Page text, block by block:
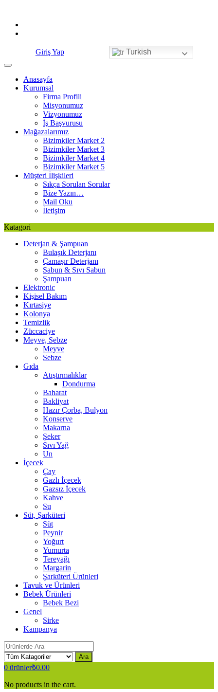
content
Giriş Yap Turkish
Anasayfa
Kurumsal
Firma Profili
Misyonumuz
Vizyonumuz
İş Başvurusu
Mağazalarımız
Bizimkiler Market 2
Bizimkiler Market 3
Bizimkiler Market 4
Bizimkiler Market 5
Müşteri İlişkileri
Sıkça Sorulan Sorular
Bize Yazın…
Mail Oku
İletişim
Katagori
Deterjan & Şampuan
Bulaşık Deterjanı
Çamaşır Deterjanı
Sabun & Sıvı Sabun
Şampuan
Elektronic
Kişisel Bakım
Kırtasiye
Kolonya
Temizlik
Züccaciye
Meyve, Sebze
Meyve
Sebze
Gıda
Atıştırmalıklar
Dondurma
Baharat
Bakliyat
Hazır Çorba, Bulyon
Konserve
Makarna
Şeker
Sıvı Yağ
Un
İçecek
Çay
Gazlı İçecek
Gazsız İçecek
Kahve
Su
Süt, Şarküteri
Süt
Peynir
Yoğurt
Yumurta
Tereyağı
Margarin
Şarküteri Ürünleri
Tavuk ve Ürünleri
Bebek Ürünleri
Bebek Bezi
Genel
Sirke
Kampanya
Ara
0 ürünler₺0.00
No products in the cart.